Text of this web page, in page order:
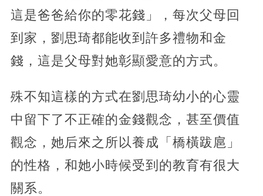
這是爸爸給你的零花錢」，每次父母回
到家，劉思琦都能收到許多禮物和金
錢，這是父母對她彰顯愛意的方式。
殊不知這樣的方式在劉思琦幼小的心靈
中留下了不正確的金錢觀念，甚至價值
觀念，她后來之所以養成「橋橫跋扈」
的性格，和她小時候受到的教育有很大
關系。